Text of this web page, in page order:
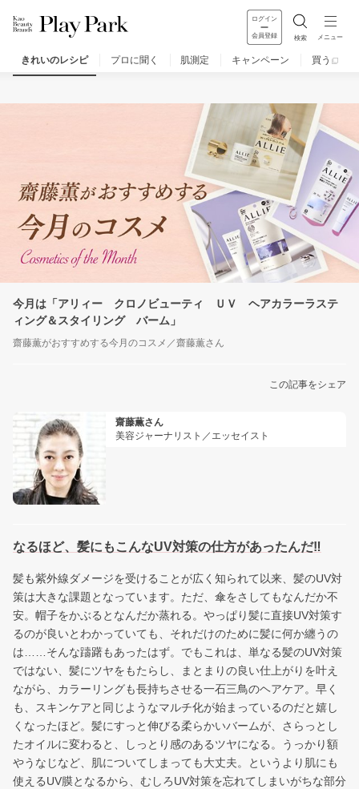
ログイン
会員登録 検索 メニュー
きれいのレシピ プロに聞く 肌測定 キャンペーン 買う
今月は「アリィー クロノビューティ ＵＶ ヘアカラーラステ
ィング＆スタイリング バーム」
齋藤薫がおすすめする今月のコスメ ／齋藤薫さん
この記事をシェア
齋藤薫さん
美容ジャーナリスト／エッセイスト
なるほど、髪にもこんなUV対策の仕方があったんだ‼︎
髪も紫外線ダメージを受けることが広く知られて以来、髪のUV対
策は大きな課題となっています。ただ、傘をさしてもなんだか不
安。帽子をかぶるとなんだか蒸れる。やっぱり髪に直接UV対策す
るのが良いとわかっていても、それだけのために髪に何か纏うの
は……そんな躊躇もあったはず。でもこれは、単なる髪のUV対策
ではない、髪にツヤをもたらし、まとまりの良い仕上がりを叶え
ながら、カラーリングも長持ちさせる一石三鳥のヘアケア。早く
も、スキンケアと同じようなマルチ化が始まっているのだと嬉し
くなったほど。髪にすっと伸びる柔らかいバームが、さらっとし
たオイルに変わると、しっとり感のあるツヤになる。うっかり額
やうなじなど、肌についてしまっても大丈夫。というより肌にも
使えるUV膜となるから、むしろUV対策を忘れてしまいがちな部分